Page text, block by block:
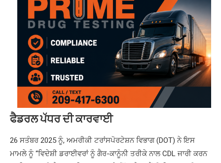
ਫੈਡਰਲ ਪੱਧਰ ਦੀ ਕਾਰਵਾਈ
26 ਸਤੰਬਰ 2025 ਨੂੰ, ਅਮਰੀਕੀ ਟਰਾਂਸਪੋਰਟੇਸ਼ਨ ਵਿਭਾਗ (DOT) ਨੇ ਇਸ
ਮਾਮਲੇ ਨੂੰ “ਵਿਦੇਸ਼ੀ ਡਰਾਈਵਰਾਂ ਨੂੰ ਗੈਰ-ਕਾਨੂੰਨੀ ਤਰੀਕੇ ਨਾਲ CDL ਜਾਰੀ ਕਰਨ